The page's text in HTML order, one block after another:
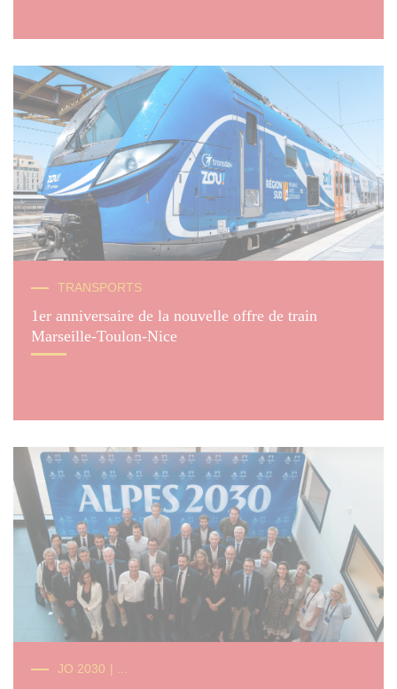
TRANSPORTS
1er anniversaire de la nouvelle offre de train
Marseille-Toulon-Nice
JO 2030 | ...